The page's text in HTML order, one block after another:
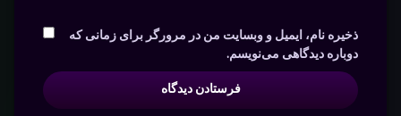
ذخیره نام، ایمیل و وبسایت من در مرورگر برای زمانی که
دوباره دیدگاهی می‌نویسم.